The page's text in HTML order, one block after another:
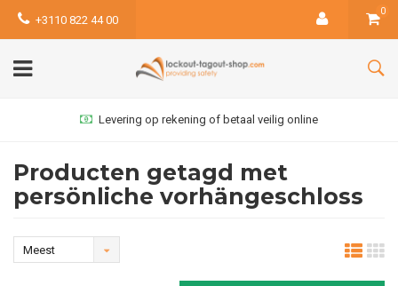
+3110 822 44 00
0
Levering op rekening of betaal veilig online
Producten getagd met
persönliche vorhängeschloss
Meest